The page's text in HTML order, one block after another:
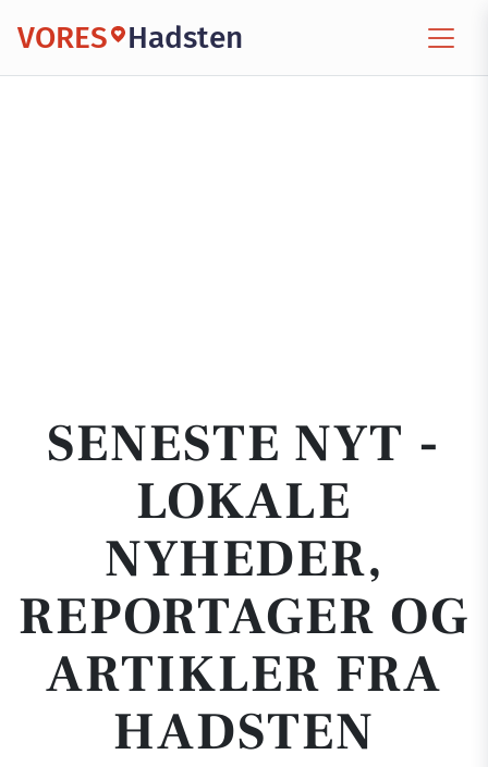
VORES Hadsten
SENESTE NYT -
LOKALE
NYHEDER,
REPORTAGER OG
ARTIKLER FRA
HADSTEN